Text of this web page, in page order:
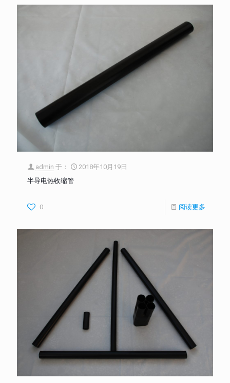
admin 于：
2018年10月19日
半导电热收缩管
0 阅读更多